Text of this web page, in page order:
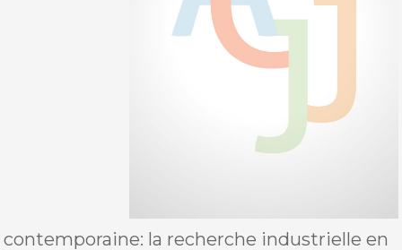
contemporaine: la recherche industrielle en